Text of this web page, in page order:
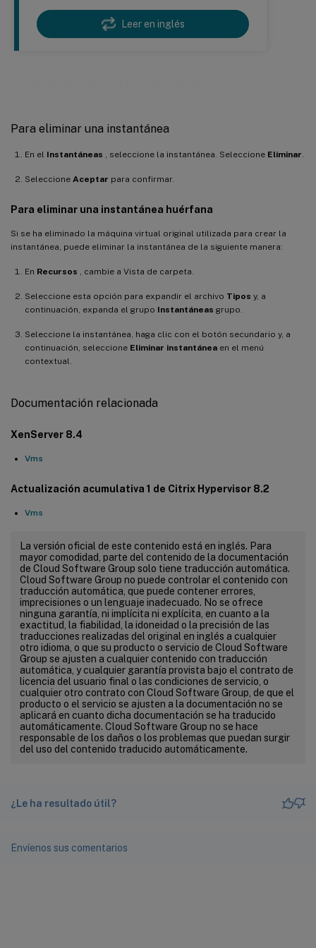
Leer en inglés
Para eliminar una instantánea
En el Instantáneas , seleccione la instantánea. Seleccione Eliminar
Seleccione Aceptar para confirmar.
Para eliminar una instantánea huérfana
Si se ha eliminado la máquina virtual original utilizada para crear la
instantánea, puede eliminar la instantánea de la siguiente manera:
En Recursos , cambie a Vista de carpeta.
Seleccione esta opción para expandir el archivo Tipos y, a
continuación, expanda el grupo Instantáneas grupo.
Seleccione la instantánea, haga clic con el botón secundario y, a
continuación, seleccione Eliminar instantánea en el menú
contextual.
Documentación relacionada
XenServer 8.4
Vms
Actualización acumulativa 1 de Citrix Hypervisor 8.2
Vms
La versión oficial de este contenido está en inglés. Para
mayor comodidad, parte del contenido de la documentación
de Cloud Software Group solo tiene traducción automática.
Cloud Software Group no puede controlar el contenido con
traducción automática, que puede contener errores,
imprecisiones o un lenguaje inadecuado. No se ofrece
ninguna garantía, ni implícita ni explícita, en cuanto a la
exactitud, la fiabilidad, la idoneidad o la precisión de las
traducciones realizadas del original en inglés a cualquier
otro idioma, o que su producto o servicio de Cloud Software
Group se ajusten a cualquier contenido con traducción
automática, y cualquier garantía provista bajo el contrato de
licencia del usuario final o las condiciones de servicio, o
cualquier otro contrato con Cloud Software Group, de que el
producto o el servicio se ajusten a la documentación no se
aplicará en cuanto dicha documentación se ha traducido
automáticamente. Cloud Software Group no se hace
responsable de los daños o los problemas que puedan surgir
del uso del contenido traducido automáticamente.
¿Le ha resultado útil?
Envíenos sus comentarios